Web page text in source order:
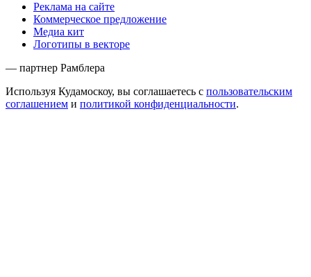
Реклама на сайте
Коммерческое предложение
Медиа кит
Логотипы в векторе
— партнер Рамблера
Используя Кудамоскоу, вы соглашаетесь с пользовательским
соглашением и политикой конфиденциальности.